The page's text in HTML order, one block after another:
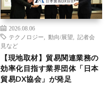
2026.08.06
テクノロジー
動向/展望
記者会
見など
【現地取材】貿易関連業務の
効率化目指す業界団体「日本
貿易DX協会」が発足